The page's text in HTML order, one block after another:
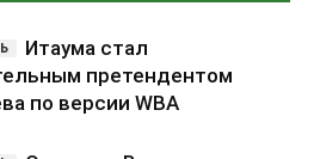
Итаума стал
претендентом
по версии WBA